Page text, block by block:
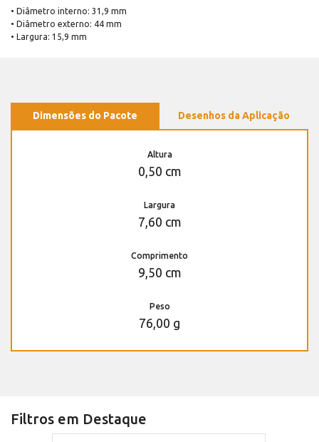
• Diâmetro interno: 31,9 mm
• Diâmetro externo: 44 mm
• Largura: 15,9 mm
Dimensões do Pacote Desenhos da Aplicação
Altura
0,50 cm
Largura
7,60 cm
Comprimento
9,50 cm
Peso
76,00 g
Filtros em Destaque